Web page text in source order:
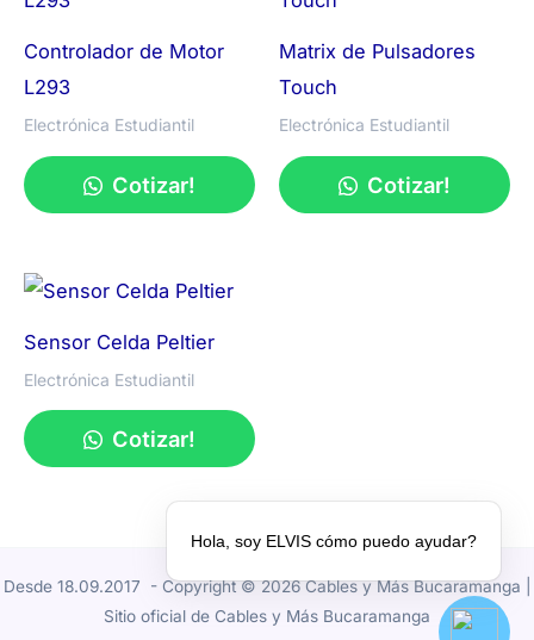
Controlador de Motor
L293
Electrónica Estudiantil
Cotizar!
Matrix de Pulsadores
Touch
Electrónica Estudiantil
Cotizar!
Sensor Celda Peltier
Electrónica Estudiantil
Cotizar!
Desde 18.09.2017 - Copyright © 2026 Cables y Más Bucaramanga |
Sitio oficial de Cables y Más Bucaramanga
Hola, soy ELVIS cómo puedo ayudar?